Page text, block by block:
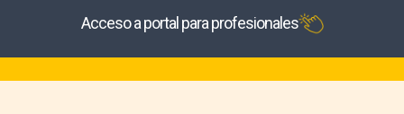
Acceso a portal para profesionales